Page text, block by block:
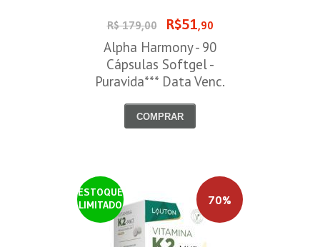
R$ 179,00 R$51,90
Alpha Harmony - 90
Cápsulas Softgel -
Puravida*** Data Venc.
COMPRAR
ESTOQUE
LIMITADO
70%